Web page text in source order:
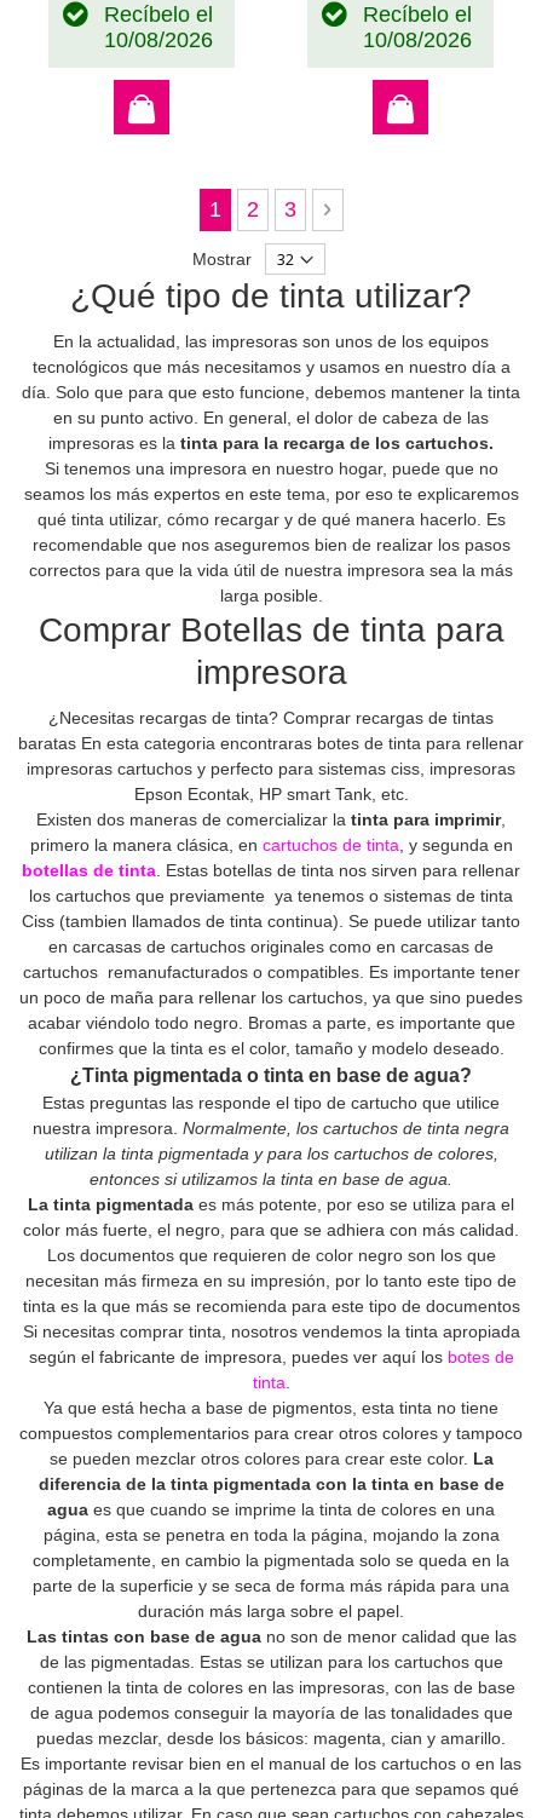
Recíbelo el
10/08/2026
Recíbelo el
10/08/2026
Página
Actualmente estás leyendo página
1 Página
2 Página
3 Página
Siguiente
Mostrar
¿Qué tipo de tinta utilizar?
En la actualidad, las impresoras son unos de los equipos
tecnológicos que más necesitamos y usamos en nuestro día a
día. Solo que para que esto funcione, debemos mantener la tinta
en su punto activo. En general, el dolor de cabeza de las
impresoras es la tinta para la recarga de los cartuchos.
Si tenemos una impresora en nuestro hogar, puede que no
seamos los más expertos en este tema, por eso te explicaremos
qué tinta utilizar, cómo recargar y de qué manera hacerlo. Es
recomendable que nos aseguremos bien de realizar los pasos
correctos para que la vida útil de nuestra impresora sea la más
larga posible.
Comprar Botellas de tinta para
impresora
¿Necesitas recargas de tinta? Comprar recargas de tintas
baratas En esta categoria encontraras botes de tinta para rellenar
impresoras cartuchos y perfecto para sistemas ciss, impresoras
Epson Econtak, HP smart Tank, etc.
Existen dos maneras de comercializar la tinta para imprimir,
primero la manera clásica, en cartuchos de tinta , y segunda en
botellas de tinta . Estas botellas de tinta nos sirven para rellenar
los cartuchos que previamente ya tenemos o sistemas de tinta
Ciss (tambien llamados de tinta continua). Se puede utilizar tanto
en carcasas de cartuchos originales como en carcasas de
cartuchos remanufacturados o compatibles. Es importante tener
un poco de maña para rellenar los cartuchos, ya que sino puedes
acabar viéndolo todo negro. Bromas a parte, es importante que
confirmes que la tinta es el color, tamaño y modelo deseado.
¿Tinta pigmentada o tinta en base de agua?
Estas preguntas las responde el tipo de cartucho que utilice
nuestra impresora. Normalmente, los cartuchos de tinta negra
utilizan la tinta pigmentada y para los cartuchos de colores,
entonces si utilizamos la tinta en base de agua.
La tinta pigmentada es más potente, por eso se utiliza para el
color más fuerte, el negro, para que se adhiera con más calidad.
Los documentos que requieren de color negro son los que
necesitan más firmeza en su impresión, por lo tanto este tipo de
tinta es la que más se recomienda para este tipo de documentos
Si necesitas comprar tinta, nosotros vendemos la tinta apropiada
según el fabricante de impresora, puedes ver aquí los botes de
tinta
Ya que está hecha a base de pigmentos, esta tinta no tiene
compuestos complementarios para crear otros colores y tampoco
se pueden mezclar otros colores para crear este color. La
diferencia de la tinta pigmentada con la tinta en base de
agua es que cuando se imprime la tinta de colores en una
página, esta se penetra en toda la página, mojando la zona
completamente, en cambio la pigmentada solo se queda en la
parte de la superficie y se seca de forma más rápida para una
duración más larga sobre el papel.
Las tintas con base de aguano son de menor calidad que las
de las pigmentadas. Estas se utilizan para los cartuchos que
contienen la tinta de colores en las impresoras, con las de base
de agua podemos conseguir la mayoría de las tonalidades que
puedas mezclar, desde los básicos: magenta, cian y amarillo.
Es importante revisar bien en el manual de los cartuchos o en las
páginas de la marca a la que pertenezca para que sepamos qué